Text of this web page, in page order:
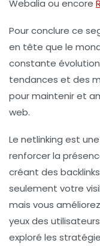
Webalia ou encore
Pour conclure ce
en tête que le
constante
tendances et des
pour maintenir et
web.
Le netlinking est
renforcer la
créant des backlinks
seulement votre
mais vous
yeux des
exploré les